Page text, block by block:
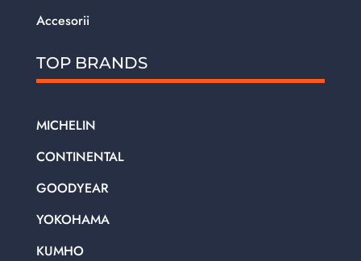
Accesorii
TOP BRANDS
MICHELIN
CONTINENTAL
GOODYEAR
YOKOHAMA
KUMHO